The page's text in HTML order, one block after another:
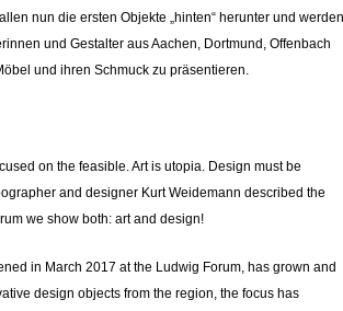
nun die ersten Objekte „hinten“ herunter und werden
und Gestalter aus Aachen, Dortmund, Offenbach
und ihren Schmuck zu präsentieren.
on the feasible. Art is utopia. Design must be
and designer Kurt Weidemann described the
we show both: art and design!
in March 2017 at the Ludwig Forum, has grown and
design objects from the region, the focus has